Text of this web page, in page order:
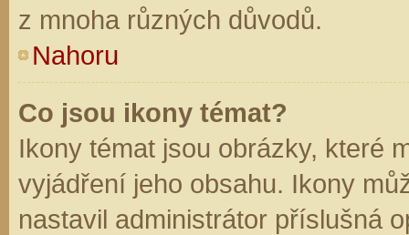
z mnoha různých důvodů.
Nahoru
Co jsou ikony témat?
Ikony témat jsou obrázky, které
vyjádření jeho obsahu. Ikony
nastavil administrátor příslušná